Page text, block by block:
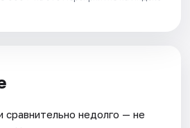
сравнительно недолго — не